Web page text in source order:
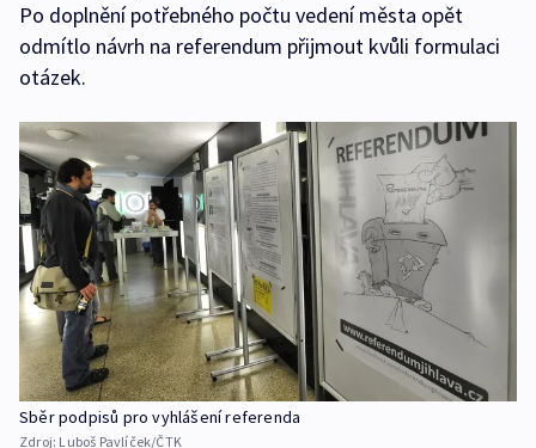
Po doplnění potřebného počtu vedení města opět
odmítlo návrh na referendum přijmout kvůli formulaci
otázek.
Sběr podpisů pro vyhlášení referenda
Zdroj: Luboš Pavlíček/ČTK